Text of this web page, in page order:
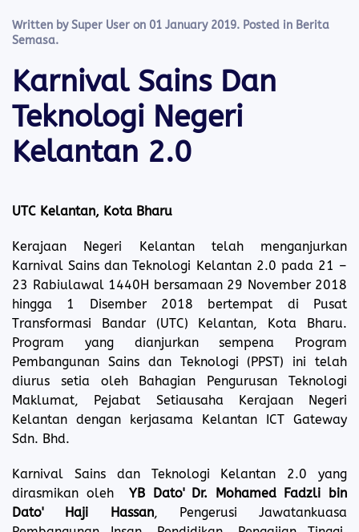
Written by Super User on 01 January 2019. Posted in Berita
Semasa.
Karnival Sains Dan
Teknologi Negeri
Kelantan 2.0
UTC Kelantan, Kota Bharu
Kerajaan Negeri Kelantan telah menganjurkan
Karnival Sains dan Teknologi Kelantan 2.0 pada 21 –
23 Rabiulawal 1440H bersamaan 29 November 2018
hingga 1 Disember 2018 bertempat di Pusat
Transformasi Bandar (UTC) Kelantan, Kota Bharu.
Program yang dianjurkan sempena Program
Pembangunan Sains dan Teknologi (PPST) ini telah
diurus setia oleh Bahagian Pengurusan Teknologi
Maklumat, Pejabat Setiausaha Kerajaan Negeri
Kelantan dengan kerjasama Kelantan ICT Gateway
Sdn. Bhd.
Karnival Sains dan Teknologi Kelantan 2.0 yang
dirasmikan oleh YB Dato' Dr. Mohamed Fadzli bin
Dato' Haji Hassan, Pengerusi Jawatankuasa